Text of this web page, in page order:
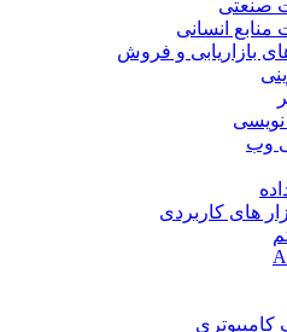
صنعتی
منابع انسانی
بازاریابی و فروش
نویسی
وب
های کاربردی
کامپیوتری